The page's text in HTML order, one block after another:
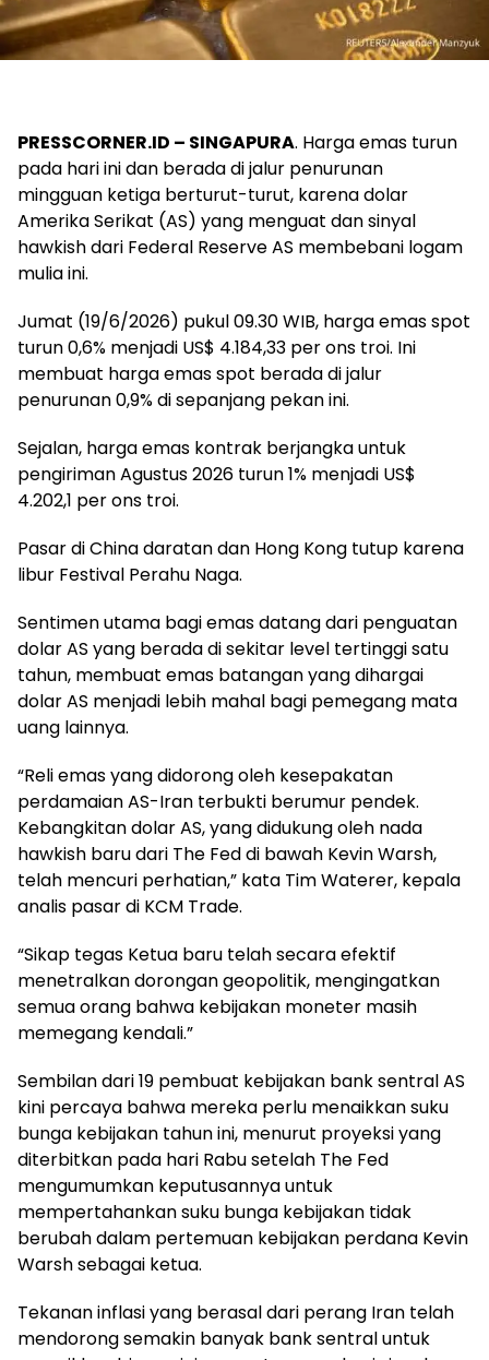
PRESSCORNER.ID – SINGAPURA. Harga emas turun
pada hari ini dan berada di jalur penurunan
mingguan ketiga berturut-turut, karena dolar
Amerika Serikat (AS) yang menguat dan sinyal
hawkish dari Federal Reserve AS membebani logam
mulia ini.
Jumat (19/6/2026) pukul 09.30 WIB, harga emas spot
turun 0,6% menjadi US$ 4.184,33 per ons troi. Ini
membuat harga emas spot berada di jalur
penurunan 0,9% di sepanjang pekan ini.
Sejalan, harga emas kontrak berjangka untuk
pengiriman Agustus 2026 turun 1% menjadi US$
4.202,1 per ons troi.
Pasar di China daratan dan Hong Kong tutup karena
libur Festival Perahu Naga.
Sentimen utama bagi emas datang dari penguatan
dolar AS yang berada di sekitar level tertinggi satu
tahun, membuat emas batangan yang dihargai
dolar AS menjadi lebih mahal bagi pemegang mata
uang lainnya.
“Reli emas yang didorong oleh kesepakatan
perdamaian AS-Iran terbukti berumur pendek.
Kebangkitan dolar AS, yang didukung oleh nada
hawkish baru dari The Fed di bawah Kevin Warsh,
telah mencuri perhatian,” kata Tim Waterer, kepala
analis pasar di KCM Trade.
“Sikap tegas Ketua baru telah secara efektif
menetralkan dorongan geopolitik, mengingatkan
semua orang bahwa kebijakan moneter masih
memegang kendali.”
Sembilan dari 19 pembuat kebijakan bank sentral AS
kini percaya bahwa mereka perlu menaikkan suku
bunga kebijakan tahun ini, menurut proyeksi yang
diterbitkan pada hari Rabu setelah The Fed
mengumumkan keputusannya untuk
mempertahankan suku bunga kebijakan tidak
berubah dalam pertemuan kebijakan perdana Kevin
Warsh sebagai ketua.
Tekanan inflasi yang berasal dari perang Iran telah
mendorong semakin banyak bank sentral untuk